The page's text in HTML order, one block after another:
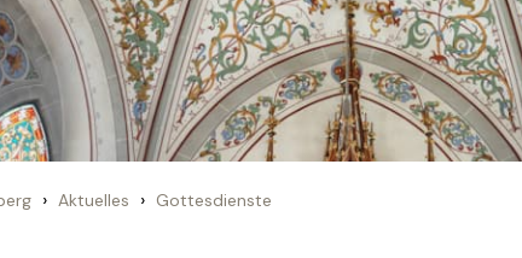
› Aktuelles › Gottesdienste